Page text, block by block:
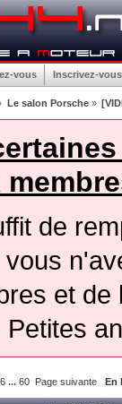
vous Inscrivez-vous
Le salon Porsche»
de
et
...60 Page suivante En